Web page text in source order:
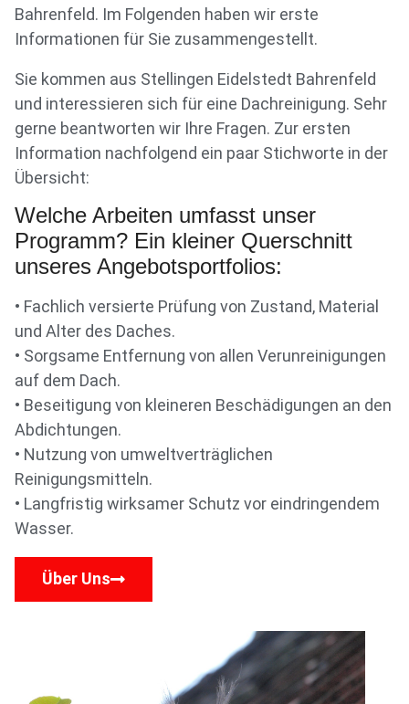
Bahrenfeld. Im Folgenden haben wir erste
Informationen für Sie zusammengestellt.
Sie kommen aus Stellingen Eidelstedt Bahrenfeld
und interessieren sich für eine Dachreinigung. Sehr
gerne beantworten wir Ihre Fragen. Zur ersten
Information nachfolgend ein paar Stichworte in der
Übersicht:
Welche Arbeiten umfasst unser
Programm? Ein kleiner Querschnitt
unseres Angebotsportfolios:
• Fachlich versierte Prüfung von Zustand, Material
und Alter des Daches.
• Sorgsame Entfernung von allen Verunreinigungen
auf dem Dach.
• Beseitigung von kleineren Beschädigungen an den
Abdichtungen.
• Nutzung von umweltverträglichen
Reinigungsmitteln.
• Langfristig wirksamer Schutz vor eindringendem
Wasser.
Über Uns